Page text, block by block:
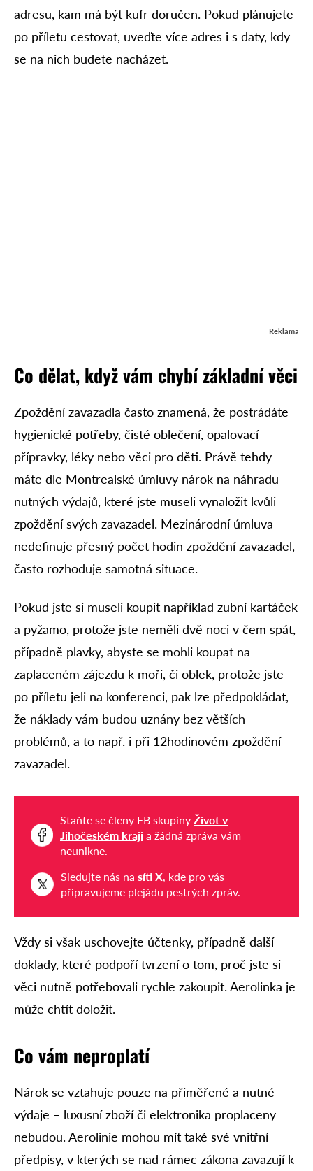
adresu, kam má být kufr doručen. Pokud plánujete
po příletu cestovat, uveďte více adres i s daty, kdy
se na nich budete nacházet.
Reklama
Co dělat, když vám chybí základní věci
Zpoždění zavazadla často znamená, že postrádáte
hygienické potřeby, čisté oblečení, opalovací
přípravky, léky nebo věci pro děti. Právě tehdy
máte dle Montrealské úmluvy nárok na náhradu
nutných výdajů, které jste museli vynaložit kvůli
zpoždění svých zavazadel. Mezinárodní úmluva
nedefinuje přesný počet hodin zpoždění zavazadel,
často rozhoduje samotná situace.
Pokud jste si museli koupit například zubní kartáček
a pyžamo, protože jste neměli dvě noci v čem spát,
případně plavky, abyste se mohli koupat na
zaplaceném zájezdu k moři, či oblek, protože jste
po příletu jeli na konferenci, pak lze předpokládat,
že náklady vám budou uznány bez větších
problémů, a to např. i při 12hodinovém zpoždění
zavazadel.
Staňte se členy FB skupiny Život v
Jihočeském kraji a žádná zpráva vám
neunikne.
Sledujte nás na síti X, kde pro vás
připravujeme plejádu pestrých zpráv.
Vždy si však uschovejte účtenky, případně další
doklady, které podpoří tvrzení o tom, proč jste si
věci nutně potřebovali rychle zakoupit. Aerolinka je
může chtít doložit.
Co vám neproplatí
Nárok se vztahuje pouze na přiměřené a nutné
výdaje – luxusní zboží či elektronika proplaceny
nebudou. Aerolinie mohou mít také své vnitřní
předpisy, v kterých se nad rámec zákona zavazují k